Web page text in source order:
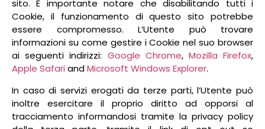
sito. È importante notare che disabilitando tutti i
Cookie, il funzionamento di questo sito potrebbe
essere compromesso. L’Utente può trovare
informazioni su come gestire i Cookie nel suo browser
ai seguenti indirizzi: Google Chrome, Mozilla Firefox,
Apple Safari andMicrosoft Windows Explorer.
In caso di servizi erogati da terze parti, l’Utente può
inoltre esercitare il proprio diritto ad opporsi al
tracciamento informandosi tramite la privacy policy